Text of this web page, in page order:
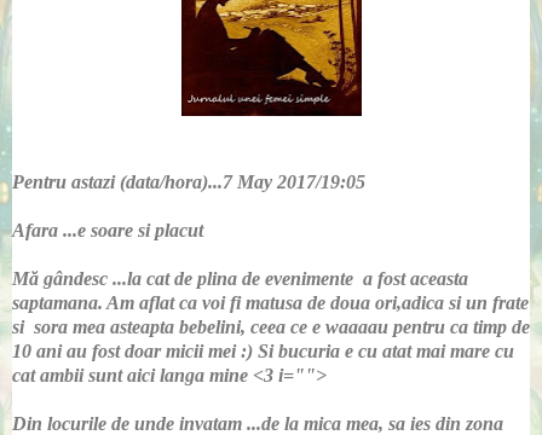
Pentru astazi (data/hora)...7 May 2017/19:05
Afara ...e soare si placut
Mă gândesc ...la cat de plina de evenimente a fost aceasta
saptamana. Am aflat ca voi fi matusa de doua ori,adica si un frate
si sora mea asteapta bebelini, ceea ce e waaaau pentru ca timp de
10 ani au fost doar micii mei :) Si bucuria e cu atat mai mare cu
cat ambii sunt aici langa mine <3 i="">
Din locurile de unde invatam ...de la mica mea, sa ies din zona